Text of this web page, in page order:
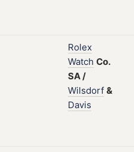
Rolex
Watch Co.
SA/
Wilsdorf &
Davis